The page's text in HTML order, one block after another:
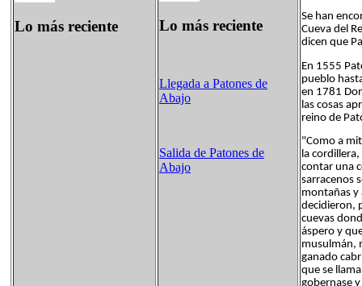
Lo más reciente Lo más reciente
Llegada a Patones de
Abajo
Salida de Patones de
Abajo
Se han
Cueva del
dicen que
En 1555
pueblo
en 1781
las cosas
reino de
"Como a
la
contar una
sarracenos
montañas y
decidieron,
cuevas
áspero y
musulmán,
ganado
que se
gobernase